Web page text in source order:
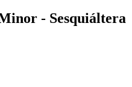
- Sesquiáltera